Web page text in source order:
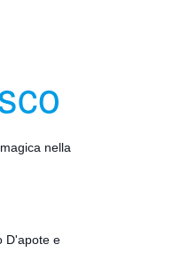
nella
D'apote e